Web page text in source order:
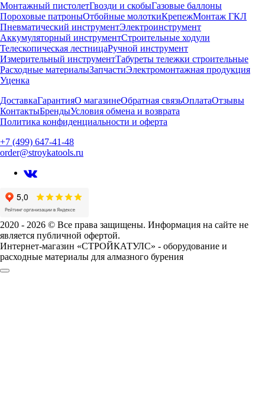
Монтажный пистолетГвозди и скобыГазовые баллоны
Пороховые патроныОтбойные молоткиКрепежМонтаж ГКЛ
Пневматический инструментЭлектроинструмент
Аккумуляторный инструментСтроительные ходули
Телескопическая лестницаРучной инструмент
Измерительный инструментТабуреты тележки строительные
Расходные материалыЗапчастиЭлектромонтажная продукция
Уценка
ДоставкаГарантияО магазинеОбратная связьОплатаОтзывы
КонтактыБрендыУсловия обмена и возврата
Политика конфиденциальности и оферта
+7 (499) 647-41-48
order@stroykatools.ru
2020 - 2026 © Все права защищены. Информация на сайте не
является публичной офертой.
Интернет-магазин «СТРОЙКАТУЛС» - оборудование и
расходные материалы для алмазного бурения